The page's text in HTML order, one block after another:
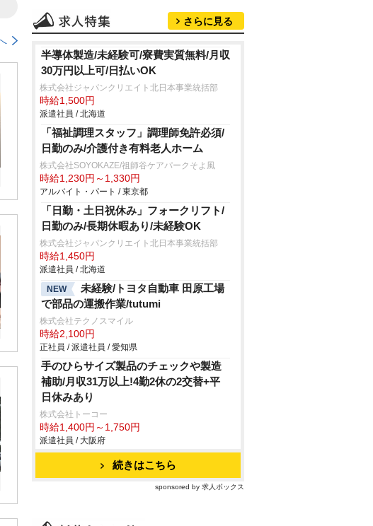
さらに見る
半導体製造/未経験可/寮費実質無料/月収
30万円以上可/日払いOK
株式会社ジャパンクリエイト北日本事業統括部
時給1,500円
派遣社員 / 北海道
「福祉調理スタッフ」調理師免許必須/
日勤のみ/介護付き有料老人ホーム
株式会社SOYOKAZE/祖師谷ケアパークそよ風
時給1,230円～1,330円
アルバイト・パート / 東京都
「日勤・土日祝休み」フォークリフト/
日勤のみ/長期休暇あり/未経験OK
株式会社ジャパンクリエイト北日本事業統括部
時給1,450円
派遣社員 / 北海道
NEW
未経験/トヨタ自動車 田原工場
で部品の運搬作業/tutumi
株式会社テクノスマイル
時給2,100円
正社員 / 派遣社員 / 愛知県
手のひらサイズ製品のチェックや製造
補助/月収31万以上!4勤2休の2交替+平
日休みあり
株式会社トーコー
時給1,400円～1,750円
派遣社員 / 大阪府
続きはこちら
sponsored by 求人ボックス